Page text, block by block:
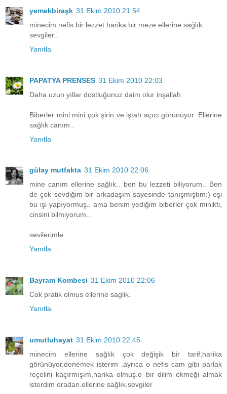
yemekbiraşk 31 Ekim 2010 21:54
minecim nefis bir lezzet harika bir meze ellerine sağlık...
sevgiler..
Yanıtla
PAPATYA PRENSES 31 Ekim 2010 22:03
Daha uzun yıllar dostluğunuz daim olur inşallah.
Biberler mini mini çok şirin ve iştah açıcı görünüyor. Ellerine
sağlık canım..
Yanıtla
gülay mutfakta 31 Ekim 2010 22:06
mine canım ellerine sağlık.. ben bu lezzeti biliyorum.. Ben
de çok sevdiğim bir arkadaşım sayesinde tanışmıştım:) eşi
bu işi yapıyormuş.. ama benim yediğim biberler çok minikti,
cinsini bilmiyorum..
sevilerimle
Yanıtla
Bayram Kombesi 31 Ekim 2010 22:06
Cok pratik olmus ellerine saglik.
Yanıtla
umutluhayat 31 Ekim 2010 22:45
minecim ellerine sağlık çok değişik bir tarif,harika
görünüyor.denemek isterim .ayrıca o nefis cam gibi parlak
reçelini kaçırmışım,harika olmuş.o bir dilim ekmeği almak
isterdim oradan.ellerine sağlık.sevgiler